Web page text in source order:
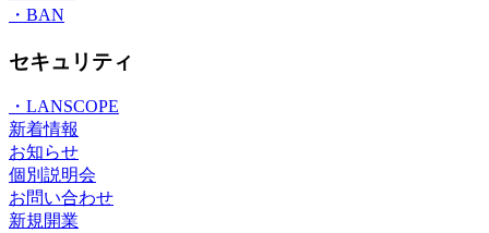
・BAN
セキュリティ
・LANSCOPE
新着情報
お知らせ
個別説明会
お問い合わせ
新規開業